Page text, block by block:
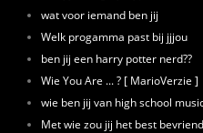
wat voor iemand ben jij
Welk progamma past bij jjjou
ben jij een harry potter nerd??
Wie You Are ... ? [ MarioVerzie ]
wie ben jij van high school
Met wie zou jij het best